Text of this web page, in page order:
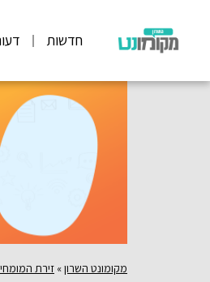
חדשות
מקומונט השרון» זירת